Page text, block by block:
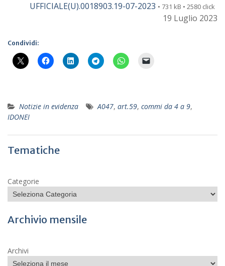
UFFICIALE(U).0018903.19-07-2023 • 731 kB • 2580 click
19 Luglio 2023
Condividi:
Notizie in evidenza A047, art.59, commi da 4 a 9,
IDONEI
Tematiche
Categorie
Archivio mensile
Archivi